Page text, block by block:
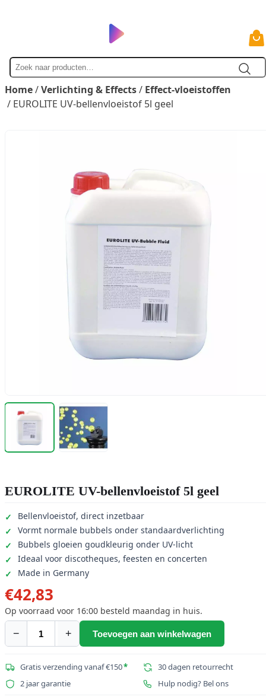
Zoek
naar
Home/Verlichting & Effects/ Effect-vloeistoffen
/ EUROLITE UV-bellenvloeistof 5l geel
EUROLITE UV-bellenvloeistof 5l geel
Bellenvloeistof, direct inzetbaar
Vormt normale bubbels onder standaardverlichting
Bubbels gloeien goudkleurig onder UV-licht
Ideaal voor discotheques, feesten en concerten
Made in Germany
€42,83
Op voorraad voor 16:00 besteld maandag in huis.
−
EUROLITE
bellenvloeistof
5l
+ Toevoegen aan winkelwagen
Gratis verzending vanaf €150*
30 dagen retourrecht
2 jaar garantie
Hulp nodig? Bel ons